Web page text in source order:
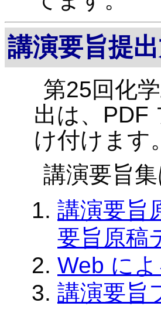
講演要旨提
第25回化
出は、PDF
け付けます
講演要旨
講演要旨
要旨原稿
Web に
講演要旨